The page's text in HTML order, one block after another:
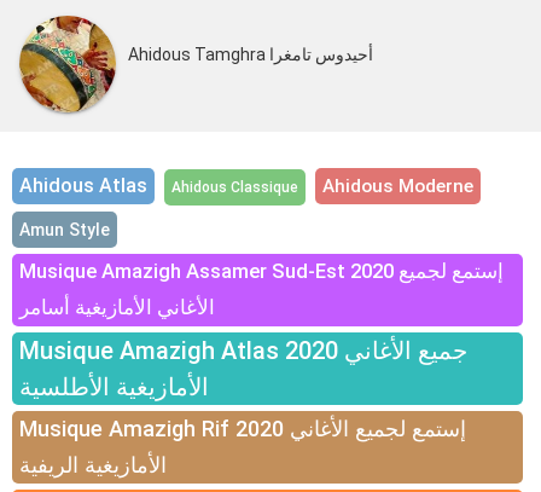
Ahidous Tamghra أحيدوس تامغرا
Ahidous Atlas Ahidous Classique Ahidous Moderne
Amun Style
Musique Amazigh Assamer Sud-Est 2020 إستمع لجميع
الأغاني الأمازيغية أسامر
Musique Amazigh Atlas 2020 جميع الأغاني
الأمازيغية الأطلسية
Musique Amazigh Rif 2020 إستمع لجميع الأغاني
الأمازيغية الريفية